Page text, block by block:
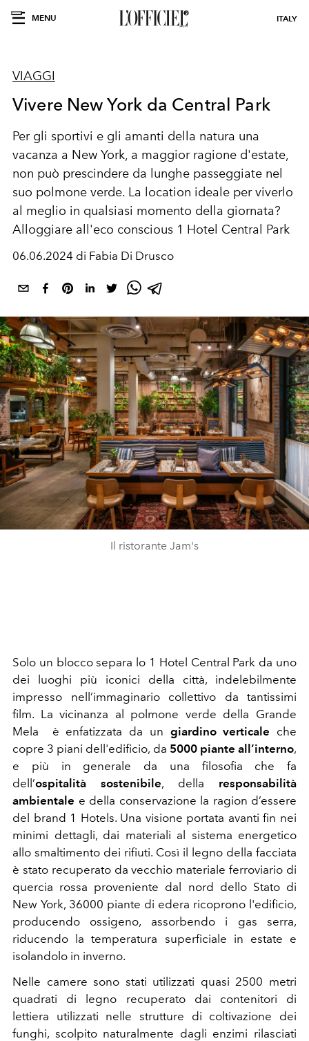
MENU ITALY
VIAGGI
Vivere New York da Central Park
Per gli sportivi e gli amanti della natura una
vacanza a New York, a maggior ragione d'estate,
non può prescindere da lunghe passeggiate nel
suo polmone verde. La location ideale per viverlo
al meglio in qualsiasi momento della giornata?
Alloggiare all'eco conscious 1 Hotel Central Park
06.06.2024 di Fabia Di Drusco
Il ristorante Jam's
Solo un blocco separa lo 1 Hotel Central Park da uno
dei luoghi più iconici della città, indelebilmente
impresso nell’immaginario collettivo da tantissimi
film. La vicinanza al polmone verde della Grande
Mela è enfatizzata da un giardino verticale che
copre 3 piani dell'edificio, da 5000 piante all’interno,
e più in generale da una filosofia che fa
dell’ospitalità sostenibile, della responsabilità
ambientale e della conservazione la ragion d’essere
del brand 1 Hotels. Una visione portata avanti fin nei
minimi dettagli, dai materiali al sistema energetico
allo smaltimento dei rifiuti. Così il legno della facciata
è stato recuperato da vecchio materiale ferroviario di
quercia rossa proveniente dal nord dello Stato di
New York, 36000 piante di edera ricoprono l'edificio,
producendo ossigeno, assorbendo i gas serra,
riducendo la temperatura superficiale in estate e
isolandolo in inverno.
Nelle camere sono stati utilizzati quasi 2500 metri
quadrati di legno recuperato dai contenitori di
lettiera utilizzati nelle strutture di coltivazione dei
funghi, scolpito naturalmente dagli enzimi rilasciati